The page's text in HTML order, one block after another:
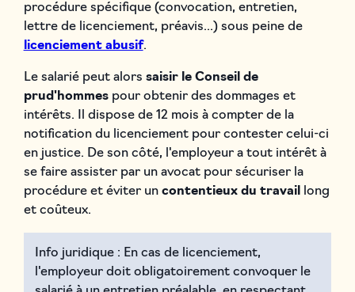
procédure spécifique (convocation, entretien,
lettre de licenciement, préavis...) sous peine de
licenciement abusif.
Le salarié peut alors saisir le Conseil de
prud'hommespour obtenir des dommages et
intérêts. Il dispose de 12 mois à compter de la
notification du licenciement pour contester celui-ci
en justice. De son côté, l'employeur a tout intérêt à
se faire assister par un avocat pour sécuriser la
procédure et éviter un contentieux du travail
long
et coûteux.
Info juridique : En cas de licenciement,
l'employeur doit obligatoirement convoquer le